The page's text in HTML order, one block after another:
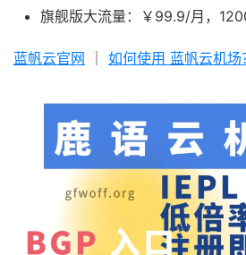
旗舰版大流量：￥99.9/月，
蓝帆云官网 如何使用 蓝帆云机场